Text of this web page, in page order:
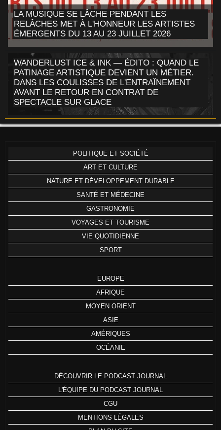
LA MUSIQUE SE LÂCHE PENDANT LES
RELÂCHES MET À L'HONNEUR LES ARTISTES
ÉMERGENTS DU 13 AU 23 JUILLET 2026
WANDERLUST ICE & INK — ÉDITO : QUAND LE
PATINAGE ARTISTIQUE DEVIENT UN MÉTIER.
DANS LES COULISSES DE L'ENTRAÎNEMENT
AVANT LE RETOUR EN CONTRAT DE
SPECTACLE SUR GLACE
POLITIQUE ET SOCIÉTÉ
ART ET CULTURE
NATURE ET DÉVELOPPEMENT DURABLE
SANTÉ ET MÉDECINE
GASTRONOMIE
VOYAGES ET TOURISME
VIE QUOTIDIENNE
SPORT
EUROPE
AFRIQUE
MOYEN ORIENT
ASIE
AMÉRIQUES
OCÉANIE
DÉCOUVRIR LE PODCAST JOURNAL
L'ÉQUIPE DU PODCAST JOURNAL
CGU
MENTIONS LÉGALES